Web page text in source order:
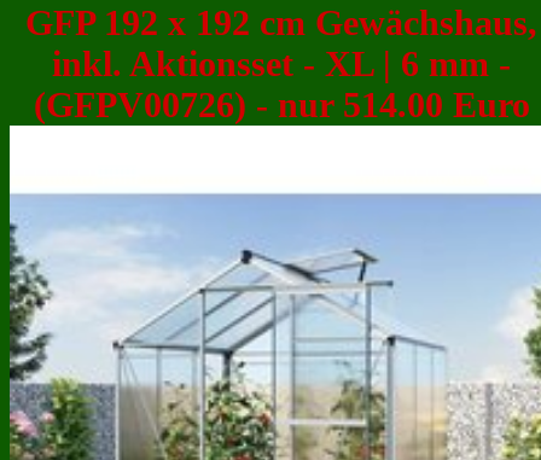
GFP 192 x 192 cm Gewächshaus,
inkl. Aktionsset - XL | 6 mm -
(GFPV00726) - nur 514.00 Euro